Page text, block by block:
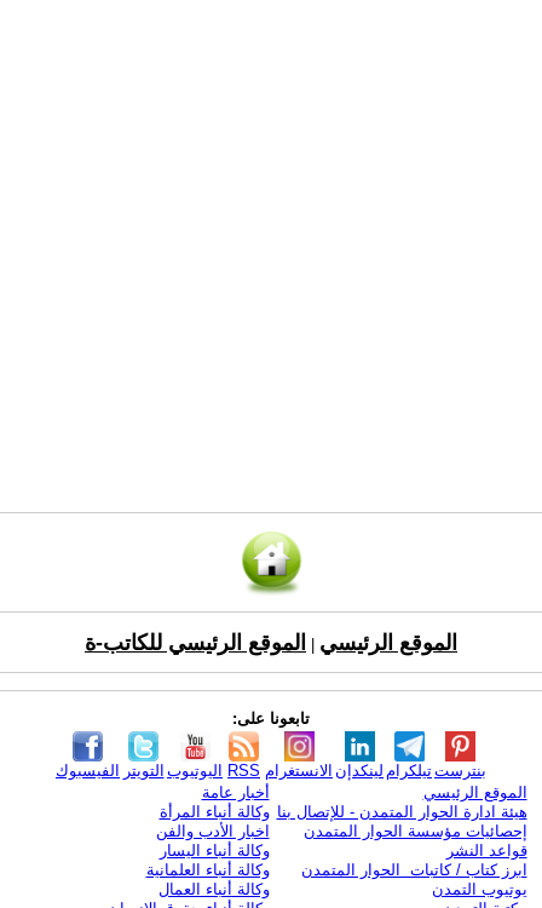
الموقع الرئيسي الموقع الرئيسي للكاتب-ة
تابعونا على:
الفيسبوك التويتر اليوتيوب RSS الانستغرام لينكدإن تيلكرامبنترست
الموقع الرئيسي
هيئة ادارة الحوار المتمدن - للإتصال بنا
إحصائيات مؤسسة الحوار المتمدن
قواعد النشر
ابرز كتاب / كاتبات الحوار المتمدن
يوتيوب التمدن
أخبار عامة
وكالة أنباء المرأة
اخبار الأدب والفن
وكالة أنباء اليسار
وكالة أنباء العلمانية
وكالة أنباء العمال